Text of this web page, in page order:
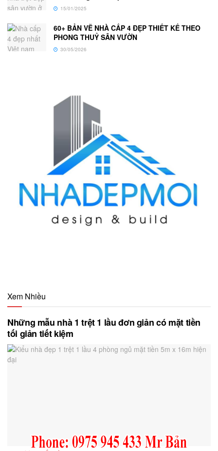
15/01/2025
60+ BẢN VẼ NHÀ CẤP 4 ĐẸP THIẾT KẾ THEO
PHONG THUỶ SÂN VƯỜN
30/05/2026
Xem Nhiều
Những mẫu nhà 1 trệt 1 lầu đơn giản có mặt tiền
tối giản tiết kiệm